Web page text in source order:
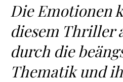
Die Emotionen
diesem Thriller
durch die
Thematik und